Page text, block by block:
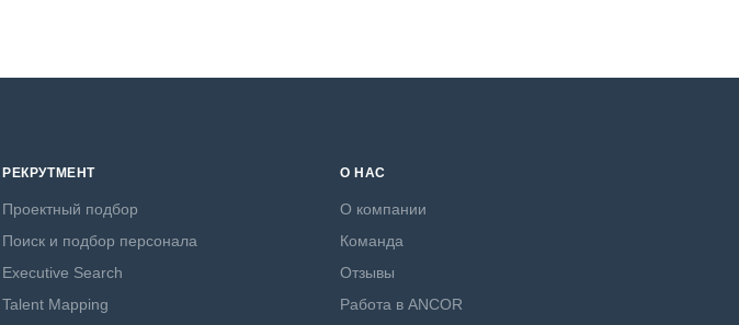
РЕКРУТМЕНТ
Проектный подбор
Поиск и подбор персонала
Executive Search
Talent Mapping
О НАС
О компании
Команда
Отзывы
Работа в ANCOR